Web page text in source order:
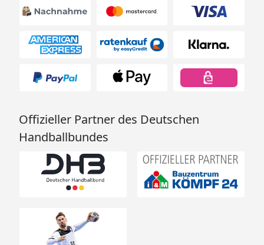
Offizieller Partner des Deutschen
Handballbundes